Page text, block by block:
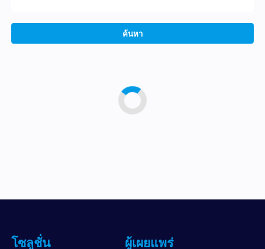
ค้นหา
โซลูชั่น ผู้เผยแพร่